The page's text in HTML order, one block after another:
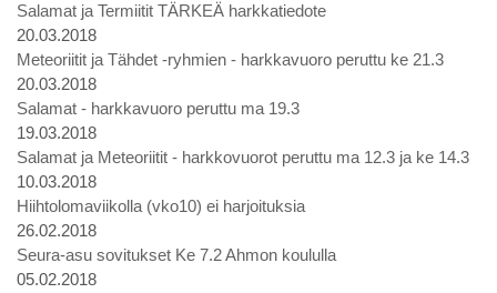
Salamat ja Termiitit TÄRKEÄ harkkatiedote
20.03.2018
Meteoriitit ja Tähdet -ryhmien - harkkavuoro peruttu ke 21.3
20.03.2018
Salamat - harkkavuoro peruttu ma 19.3
19.03.2018
Salamat ja Meteoriitit - harkkovuorot peruttu ma 12.3 ja ke 14.3
10.03.2018
Hiihtolomaviikolla (vko10) ei harjoituksia
26.02.2018
Seura-asu sovitukset Ke 7.2 Ahmon koululla
05.02.2018